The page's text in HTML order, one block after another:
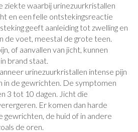
ziekte waarbij urinezuurkristallen
en een felle ontstekingsreactie
geeft aanleiding tot zwelling en
de voet, meestal de grote teen.
of aanvallen van jicht, kunnen
brand staat.
urinezuurkristallen intense pijn
in de gewrichten. De symptomen
3 tot 10 dagen. Jicht die
Er komen dan harde
gewrichten, de huid of in andere
de oren.